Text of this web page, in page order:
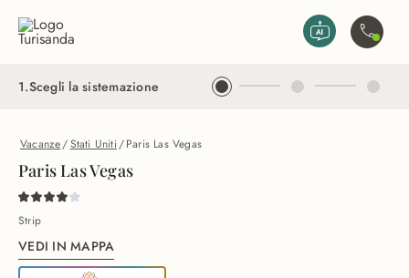
1.Scegli la sistemazione
Vacanze/Stati Uniti/Paris Las Vegas
Paris Las Vegas
Strip
VEDI IN MAPPA